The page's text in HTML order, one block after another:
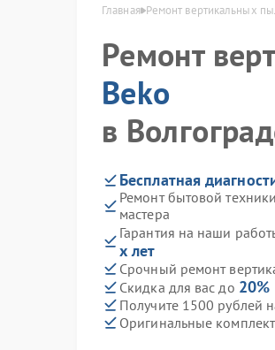
Главная Ремонт вертикальных
Ремонт
Beko
в
Бесплатная
Ремонт бытовой
мастера
Гарантия на наши
х лет
Срочный ремонт
Скидка для вас до 20%
Получите 1500 рублей
Оригинальные